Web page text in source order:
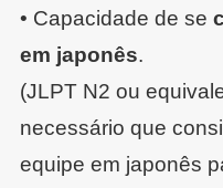
• Capacidade de se
em japonês.
(JLPT N2 ou
necessário que
equipe em japonês